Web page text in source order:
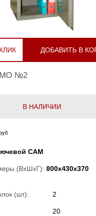
ДОБАВИТЬ В
МО №2
В НАЛИЧИИ
САМ
(ВхШхГ): 800x430x370
(шт): 2
20